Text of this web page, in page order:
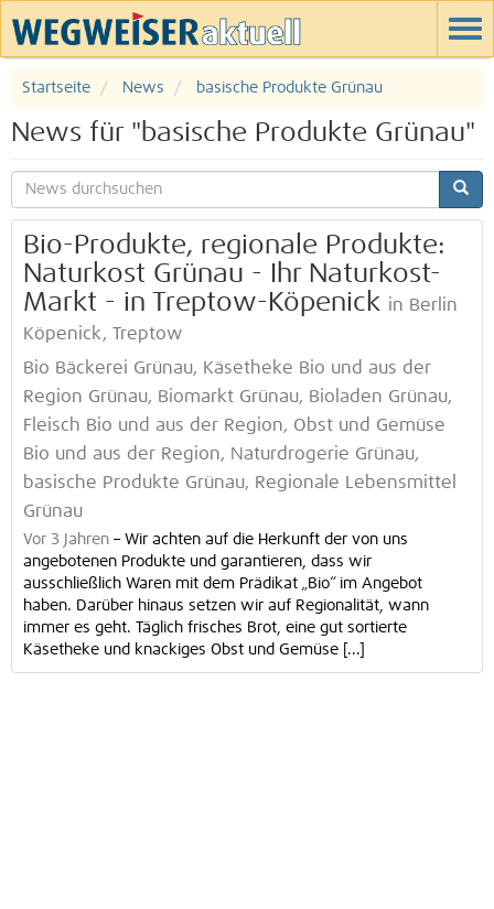
Startseite News basische Produkte Grünau
News für "basische Produkte Grünau"
Bio-Produkte, regionale Produkte:
Naturkost Grünau - Ihr Naturkost-
Markt - in Treptow-Köpenick in Berlin
Köpenick, Treptow
Bio Bäckerei Grünau, Käsetheke Bio und aus der
Region Grünau, Biomarkt Grünau, Bioladen Grünau,
Fleisch Bio und aus der Region, Obst und Gemüse
Bio und aus der Region, Naturdrogerie Grünau,
basische Produkte Grünau, Regionale Lebensmittel
Grünau
Vor 3 Jahren – Wir achten auf die Herkunft der von uns
angebotenen Produkte und garantieren, dass wir
ausschließlich Waren mit dem Prädikat „Bio“ im Angebot
haben. Darüber hinaus setzen wir auf Regionalität, wann
immer es geht. Täglich frisches Brot, eine gut sortierte
Käsetheke und knackiges Obst und Gemüse [...]